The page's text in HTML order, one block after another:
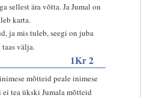
sellest ära võtta. Ja Jumal on
karta.
ja mis tuleb, seegi on juba
välja.
1Kr 2
mõtteid peale inimese
ei tea ükski Jumala mõtteid